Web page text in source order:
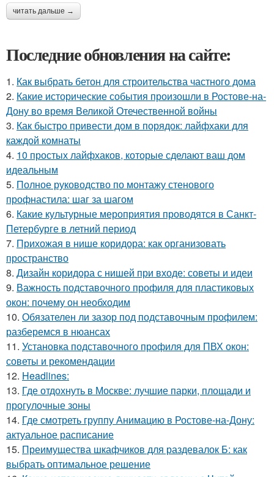
читать дальше →
Последние обновления на сайте:
1. Как выбрать бетон для строительства частного дома
2. Какие исторические события произошли в Ростове-на-
Дону во время Великой Отечественной войны
3. Как быстро привести дом в порядок: лайфхаки для
каждой комнаты
4. 10 простых лайфхаков, которые сделают ваш дом
идеальным
5. Полное руководство по монтажу стенового
профнастила: шаг за шагом
6. Какие культурные мероприятия проводятся в Санкт-
Петербурге в летний период
7. Прихожая в нише коридора: как организовать
пространство
8. Дизайн коридора с нишей при входе: советы и идеи
9. Важность подставочного профиля для пластиковых
окон: почему он необходим
10. Обязателен ли зазор под подставочным профилем:
разберемся в нюансах
11. Установка подставочного профиля для ПВХ окон:
советы и рекомендации
12. Headlines:
13. Где отдохнуть в Москве: лучшие парки, площади и
прогулочные зоны
14. Где смотреть группу Анимацию в Ростове-на-Дону:
актуальное расписание
15. Преимущества шкафчиков для раздевалок Б: как
выбрать оптимальное решение